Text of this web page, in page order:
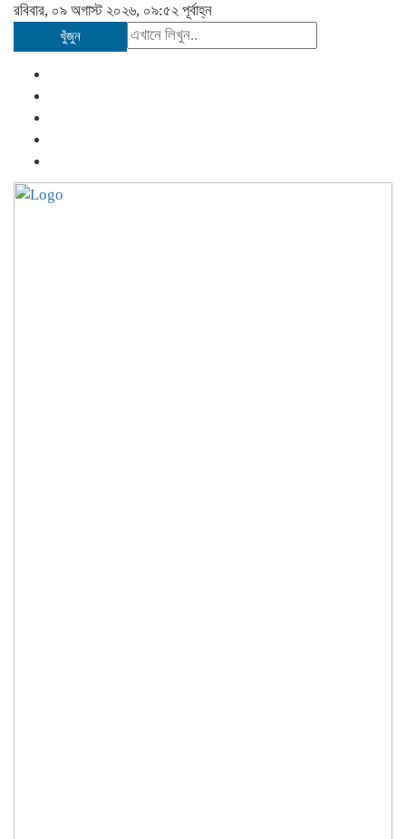
রবিবার, ০৯ অগাস্ট ২০২৬, ০৯:৫২ পূর্বাহ্ন
খুঁজুন